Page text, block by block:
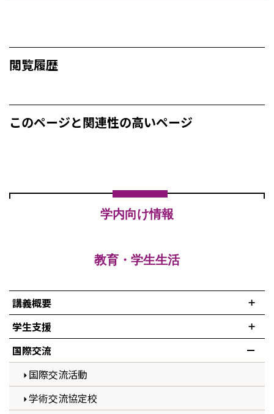
閲覧履歴
このページと関連性の高いページ
学内向け情報
教育・学生生活
講義概要
学生支援
国際交流
国際交流活動
学術交流協定校